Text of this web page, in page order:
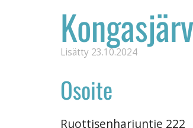
Lisätty 23.10.2024
Osoite
Ruottisenharjuntie 222